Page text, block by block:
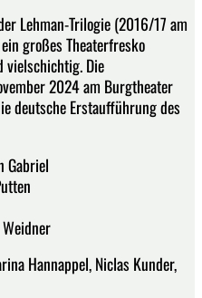
Lehman-Trilogie (2016/17 am
großes Theaterfresko
vielschichtig. Die
2024 am Burgtheater
deutsche Erstaufführung des
Gabriel
Hannappel, Niclas Kunder,